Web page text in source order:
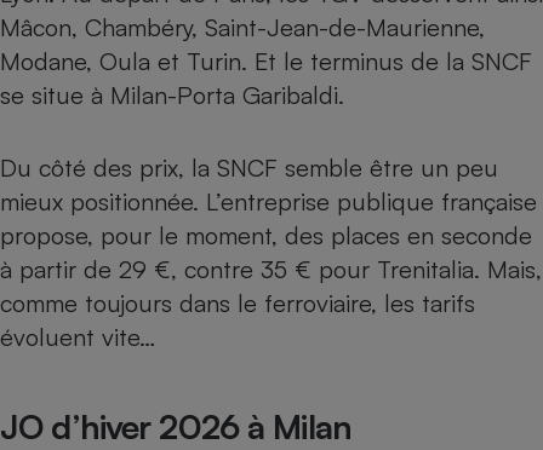
Mâcon, Chambéry, Saint-Jean-de-Maurienne,
Modane, Oula et Turin. Et le terminus de la SNCF
se situe à Milan-Porta Garibaldi.
Du côté des prix, la SNCF semble être un peu
mieux positionnée. L’entreprise publique française
propose, pour le moment, des places en seconde
à partir de 29 €, contre 35 € pour Trenitalia. Mais,
comme toujours dans le ferroviaire, les tarifs
évoluent vite…
JO d’hiver 2026 à Milan